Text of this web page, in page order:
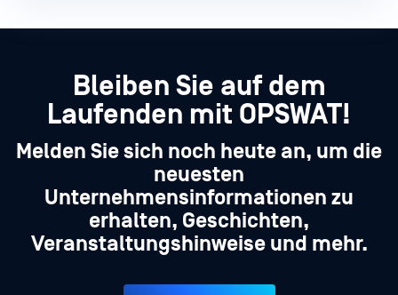
Bleiben Sie auf dem
Laufenden mit OPSWAT!
Melden Sie sich noch heute an, um die
neuesten
Unternehmensinformationen zu
erhalten, Geschichten,
Veranstaltungshinweise und mehr.